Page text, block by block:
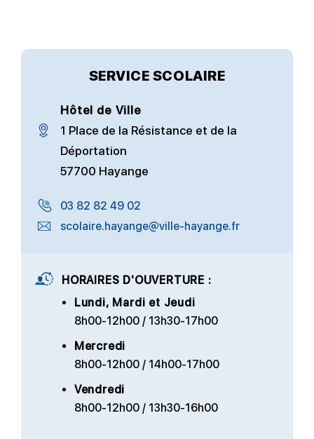
SERVICE SCOLAIRE
Hôtel de Ville
1 Place de la Résistance et de la
Déportation
57700 Hayange
03 82 82 49 02
scolaire.hayange@ville-hayange.fr
HORAIRES D'OUVERTURE :
Lundi, Mardi et Jeudi
8h00-12h00 / 13h30-17h00
Mercredi
8h00-12h00 / 14h00-17h00
Vendredi
8h00-12h00 / 13h30-16h00